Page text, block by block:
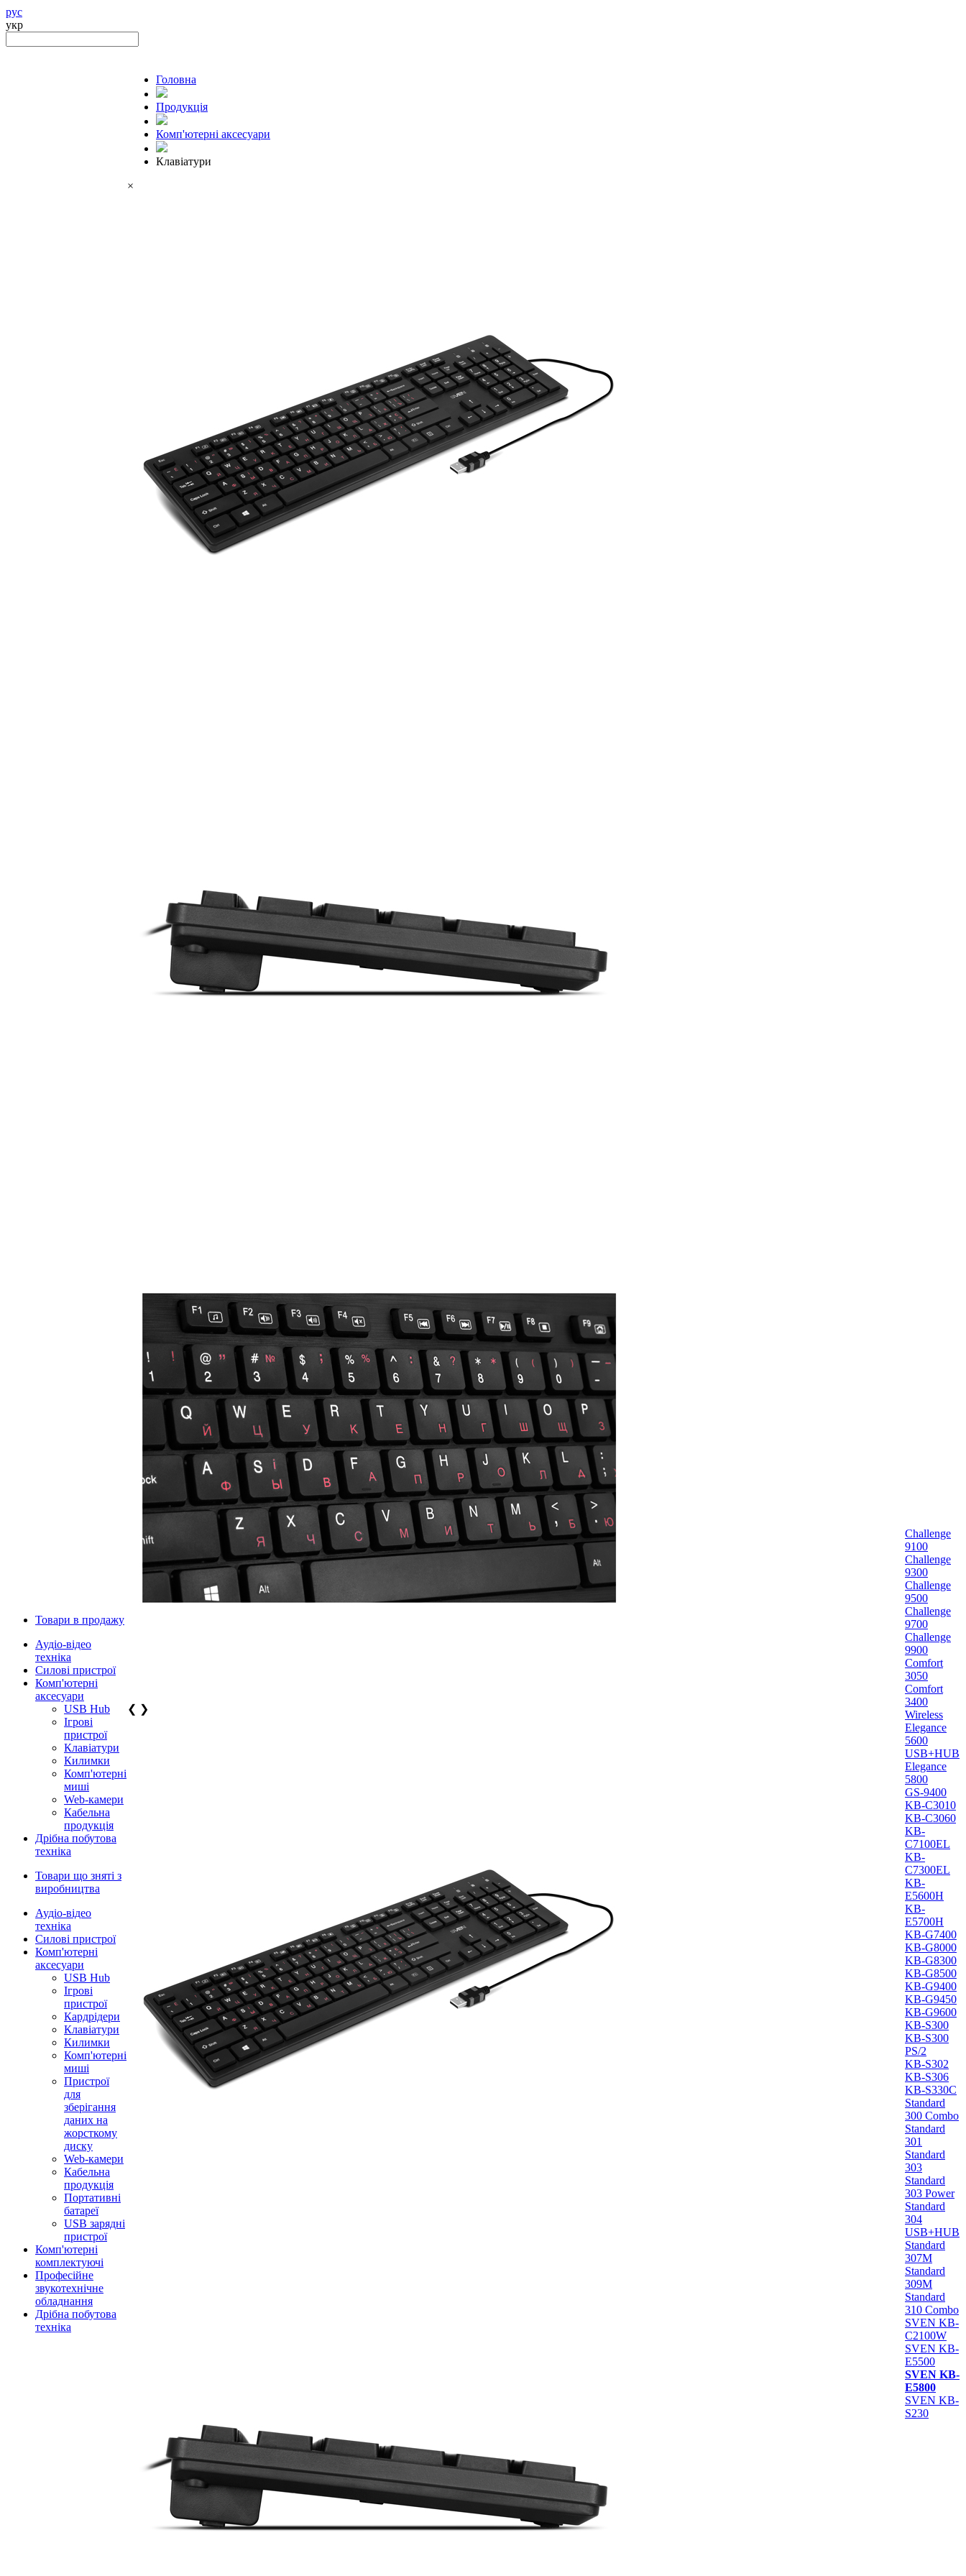
рус
укр
Товари в продажу
Аудіо-відео
техніка
Силові пристрої
Комп'ютерні
аксесуари
USB Hub
Ігрові
пристрої
Клавіатури
Килимки
Комп'ютерні
миші
Web-камери
Кабельна
продукція
Дрібна побутова
техніка
Товари що зняті з
виробництва
Аудіо-відео
техніка
Силові пристрої
Комп'ютерні
аксесуари
USB Hub
Ігрові
пристрої
Кардрідери
Клавіатури
Килимки
Комп'ютерні
миші
Пристрої
для
зберігання
даних на
жорсткому
диску
Web-камери
Кабельна
продукція
Портативні
батареї
USB зарядні
пристрої
Комп'ютерні
комплектуючі
Професійне
звукотехнічне
обладнання
Дрібна побутова
техніка
Головна
Продукцiя
Комп'ютерні аксесуари
Клавіатури
×
❮ ❯
Challenge
9100
Challenge
9300
Challenge
9500
Challenge
9700
Challenge
9900
Comfort
3050
Comfort
3400
Wireless
Elegance
5600
USB+HUB
Elegance
5800
GS-9400
KB-C3010
KB-C3060
KB-
C7100EL
KB-
C7300EL
KB-
E5600H
KB-
E5700H
KB-G7400
KB-G8000
KB-G8300
KB-G8500
KB-G9400
KB-G9450
KB-G9600
KB-S300
KB-S300
PS/2
KB-S302
KB-S306
KB-S330C
Standard
300 Combo
Standard
301
Standard
303
Standard
303 Power
Standard
304
USB+HUB
Standard
307M
Standard
309M
Standard
310 Combo
SVEN KB-
C2100W
SVEN KB-
E5500
SVEN KB-
E5800
SVEN KB-
S230